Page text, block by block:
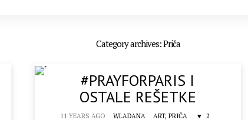
Category archives: Priča
#PRAYFORPARIS I
OSTALE REŠETKE
11 YEARS AGO WLADANA ART,PRIČA 2